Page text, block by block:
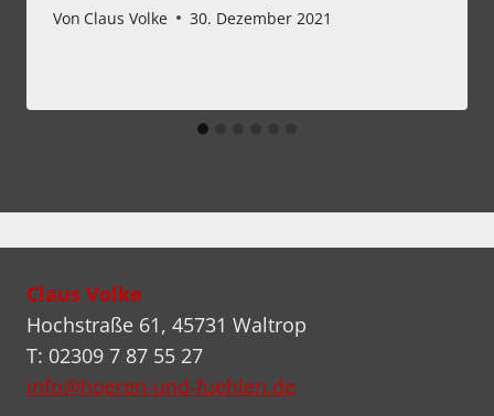
Von Claus Volke 30. Dezember 2021
Claus Volke
Hochstraße 61, 45731 Waltrop
T: 02309 7 87 55 27
info@hoeren-und-fuehlen.de